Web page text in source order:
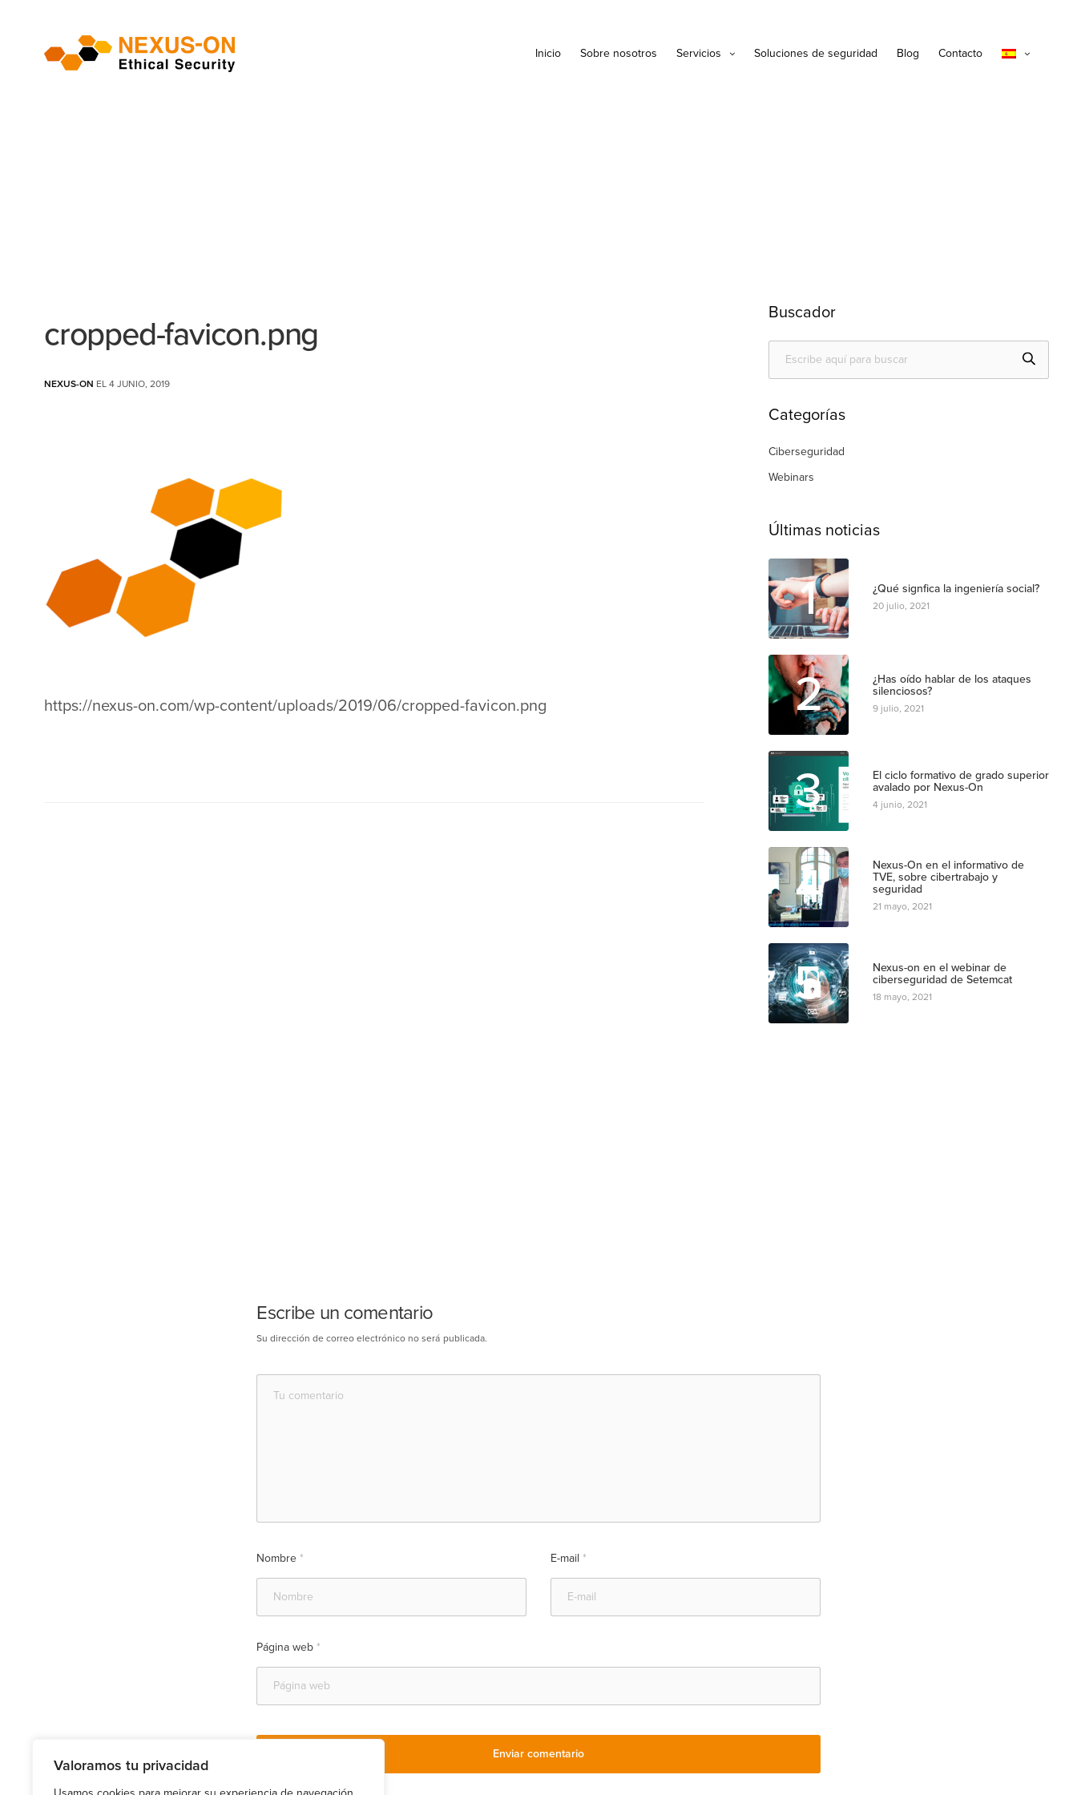
Valoramos tu privacidad
Inicio Sobre nosotros Servicios Soluciones de seguridad Blog Contacto
cropped-favicon.png
NEXUS-ON EL 4 JUNIO, 2019
https://nexus-on.com/wp-content/uploads/2019/06/cropped-favicon.png
Buscador
Categorías
Ciberseguridad
Webinars
Últimas noticias
1 ¿Qué signfica la ingeniería social?
20 julio, 2021
2
¿Has oído hablar de los ataques
silenciosos?
9 julio, 2021
3
El ciclo formativo de grado superior
avalado por Nexus-On
4 junio, 2021
4
Nexus-On en el informativo de
TVE, sobre cibertrabajo y
seguridad
21 mayo, 2021
5
Nexus-on en el webinar de
ciberseguridad de Setemcat
18 mayo, 2021
Escribe un comentario
Su dirección de correo electrónico no será publicada.
Nombre* E-mail *
Página web*